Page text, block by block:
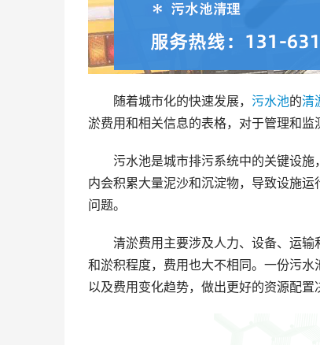
随着城市化的快速发展， 污水池的清
淤费用和相关信息的表格，对于管理和监
污水池是城市排污系统中的关键设
内会积累大量泥沙和沉淀物，导致设施
问题。
清淤费用主要涉及人力、设备、运
和淤积程度，费用也大不相同。一份污
以及费用变化趋势，做出更好的资源配置